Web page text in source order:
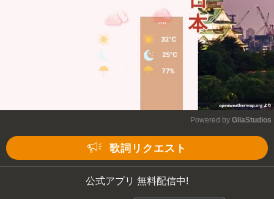
Powered by GliaStudios
歌詞リクエスト
公式アプリ 無料配信中!